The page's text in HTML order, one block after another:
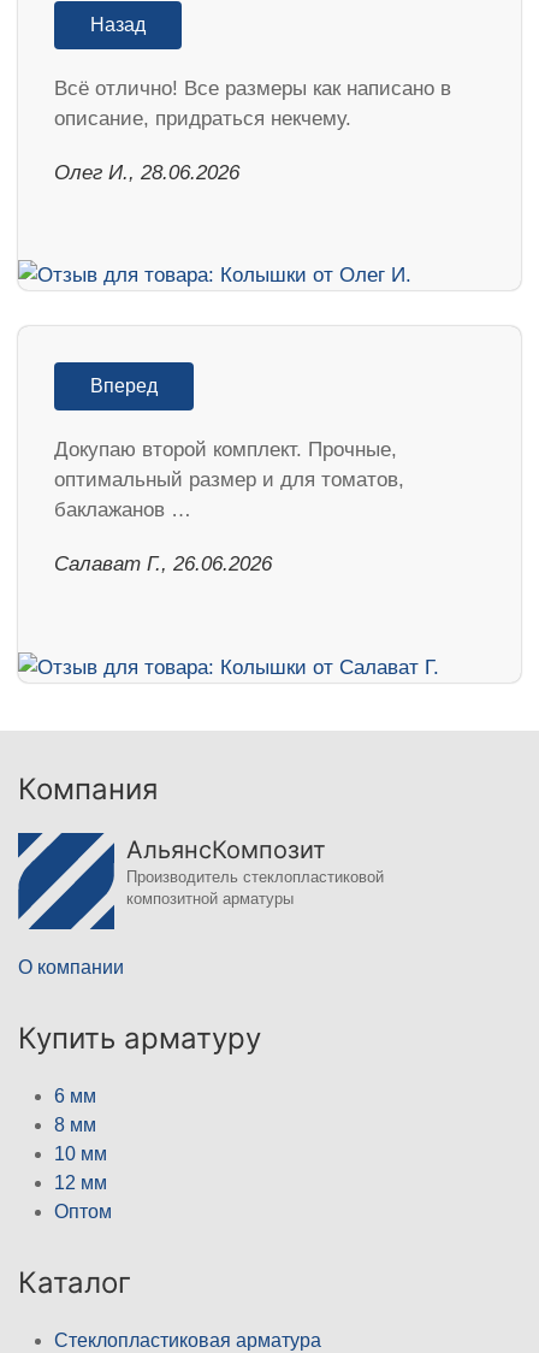
Назад
Всё отлично! Все размеры как написано в
описание, придраться некчему.
Олег И., 28.06.2026
Вперед
Докупаю второй комплект. Прочные,
оптимальный размер и для томатов,
баклажанов …
Салават Г., 26.06.2026
Компания
АльянсКомпозит
Производитель стеклопластиковой
композитной арматуры
О компании
Купить арматуру
6 мм
8 мм
10 мм
12 мм
Оптом
Каталог
Стеклопластиковая арматура